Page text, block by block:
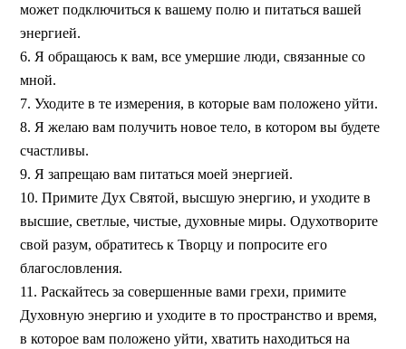
может подключиться к вашему полю и питаться вашей
энергией.
6. Я обращаюсь к вам, все умершие люди, связанные со
мной.
7. Уходите в те измерения, в которые вам положено уйти.
8. Я желаю вам получить новое тело, в котором вы будете
счастливы.
9. Я запрещаю вам питаться моей энергией.
10. Примите Дух Святой, высшую энергию, и уходите в
высшие, светлые, чистые, духовные миры. Одухотворите
свой разум, обратитесь к Творцу и попросите его
благословления.
11. Раскайтесь за совершенные вами грехи, примите
Духовную энергию и уходите в то пространство и время,
в которое вам положено уйти, хватить находиться на